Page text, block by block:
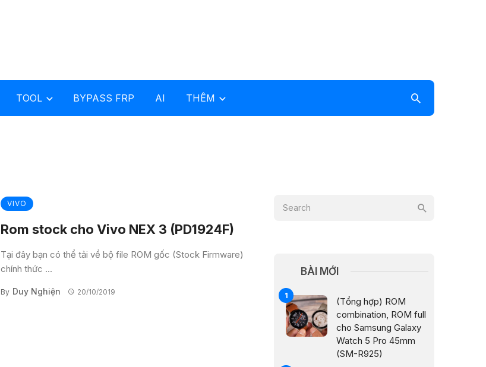
TOOL BYPASS FRP AI THÊM
VIVO
Rom stock cho Vivo NEX 3 (PD1924F)
Tại đây bạn có thể tải về bộ file ROM gốc (Stock Firmware)
chính thức ...
By Duy Nghiện 20/10/2019
BÀI MỚI
(Tổng hợp) ROM
combination, ROM full
cho Samsung Galaxy
Watch 5 Pro 45mm
(SM-R925)